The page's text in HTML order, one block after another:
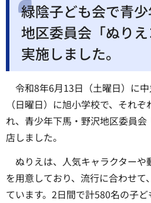
緑陰子ども会で青
地区委員会「ぬり
実施しました。
令和8年6月13日（土曜日）に
（日曜日）に旭小学校で、それ
れ、青少年下馬・野沢地区委員
店しました。
ぬりえは、人気キャラクター
を用意しており、流行に合わせて
ています。2日間で計580名の子